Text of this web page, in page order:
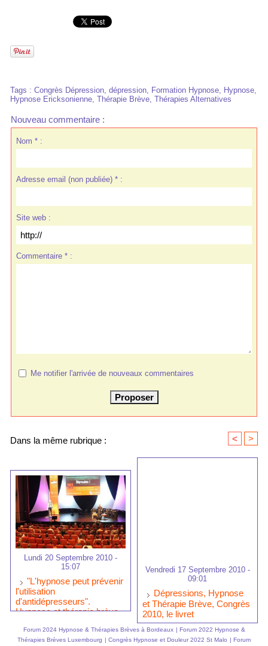
Tags : Congrès Dépression, dépression, Formation Hypnose, Hypnose,
Hypnose Ericksonienne, Thérapie Brève, Thérapies Alternatives
Nouveau commentaire :
Nom * :
Adresse email (non publiée) * :
Site web :
Commentaire * :
Me notifier l'arrivée de nouveaux commentaires
Dans la même rubrique : < >
Lundi 20 Septembre 2010 -
15:07
"L'hypnose peut prévenir
l'utilisation
d'antidépresseurs".
Hypnose et thérapie brève
Vendredi 17 Septembre 2010 -
09:01
Dépressions, Hypnose
et Thérapie Brève, Congrès
2010, le livret
Forum 2024 Hypnose & Thérapies Brèves à Bordeaux | Forum 2022 Hypnose &
Thérapies Brèves Luxembourg | Congrès Hypnose et Douleur 2022 St Malo | Forum